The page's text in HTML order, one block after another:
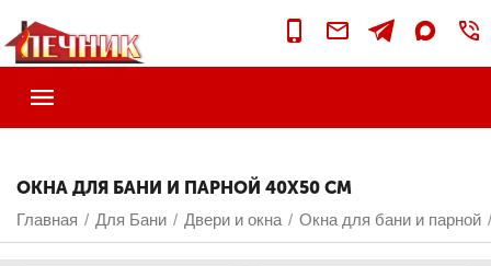
ОКНА ДЛЯ БАНИ И ПАРНОЙ 40Х50 СМ
Главная / Для Бани / Двери и окна / Окна для бани и парной /